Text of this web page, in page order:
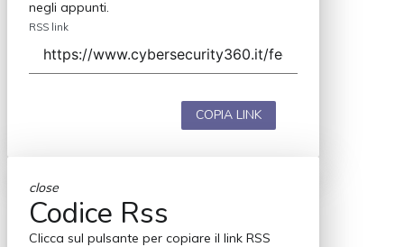
negli appunti.
RSS link
COPIA LINK
close
Codice Rss
Clicca sul pulsante per copiare il link RSS